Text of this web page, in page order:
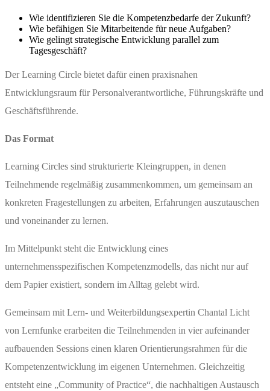
Wie identifizieren Sie die Kompetenzbedarfe der Zukunft?
Wie befähigen Sie Mitarbeitende für neue Aufgaben?
Wie gelingt strategische Entwicklung parallel zum
Tagesgeschäft?
Der Learning Circle bietet dafür einen praxisnahen
Entwicklungsraum für Personalverantwortliche, Führungskräfte und
Geschäftsführende.
Das Format
Learning Circles sind strukturierte Kleingruppen, in denen
Teilnehmende regelmäßig zusammenkommen, um gemeinsam an
konkreten Fragestellungen zu arbeiten, Erfahrungen auszutauschen
und voneinander zu lernen.
Im Mittelpunkt steht die Entwicklung eines
unternehmensspezifischen Kompetenzmodells, das nicht nur auf
dem Papier existiert, sondern im Alltag gelebt wird.
Gemeinsam mit Lern- und Weiterbildungsexpertin Chantal Licht
von Lernfunke erarbeiten die Teilnehmenden in vier aufeinander
aufbauenden Sessions einen klaren Orientierungsrahmen für die
Kompetenzentwicklung im eigenen Unternehmen. Gleichzeitig
entsteht eine „Community of Practice“, die nachhaltigen Austausch